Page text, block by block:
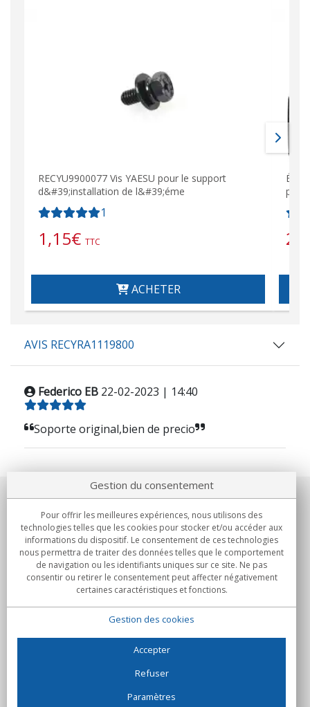
RECYU9900077 Vis YAESU pour le support
d&#39;installation de l&#39;éme
1
1,15€ TTC
ACHETER
AVIS RECYRA1119800
Federico EB 22-02-2023 | 14:40
Soporte original,bien de precio
Notre société
Engagements
Achats
C/Flassaders, 13, Nave 6, 08130 Santa Perpètua de Mogoda
Gestion du consentement
Pour offrir les meilleures expériences, nous utilisons des
technologies telles que les cookies pour stocker et/ou accéder aux
informations du dispositif. Le consentement de ces technologies
nous permettra de traiter des données telles que le comportement
de navigation ou les identifiants uniques sur ce site. Ne pas
consentir ou retirer le consentement peut affecter négativement
certaines caractéristiques et fonctions.
Gestion des cookies
Accepter
Refuser
Paramètres